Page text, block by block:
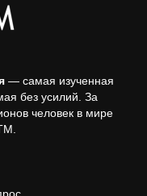
— самая изученная
без усилий. За
человек в мире